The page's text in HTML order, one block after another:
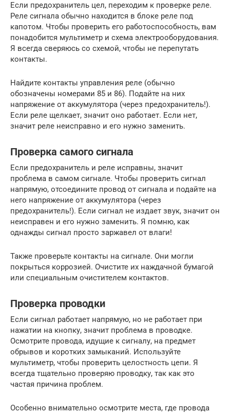
Если предохранитель цел, переходим к проверке реле.
Реле сигнала обычно находится в блоке реле под
капотом. Чтобы проверить его работоспособность, вам
понадобится мультиметр и схема электрооборудования.
Я всегда сверяюсь со схемой, чтобы не перепутать
контакты.
Найдите контакты управления реле (обычно
обозначены номерами 85 и 86). Подайте на них
напряжение от аккумулятора (через предохранитель!).
Если реле щелкает, значит оно работает. Если нет,
значит реле неисправно и его нужно заменить.
Проверка самого сигнала
Если предохранитель и реле исправны, значит
проблема в самом сигнале. Чтобы проверить сигнал
напрямую, отсоедините провод от сигнала и подайте на
него напряжение от аккумулятора (через
предохранитель!). Если сигнал не издает звук, значит он
неисправен и его нужно заменить. Я помню, как
однажды сигнал просто заржавел от влаги!
Также проверьте контакты на сигнале. Они могли
покрыться коррозией. Очистите их наждачной бумагой
или специальным очистителем контактов.
Проверка проводки
Если сигнал работает напрямую, но не работает при
нажатии на кнопку, значит проблема в проводке.
Осмотрите провода, идущие к сигналу, на предмет
обрывов и коротких замыканий. Используйте
мультиметр, чтобы проверить целостность цепи. Я
всегда тщательно проверяю проводку, так как это
частая причина проблем.
Особенно внимательно осмотрите места, где провода